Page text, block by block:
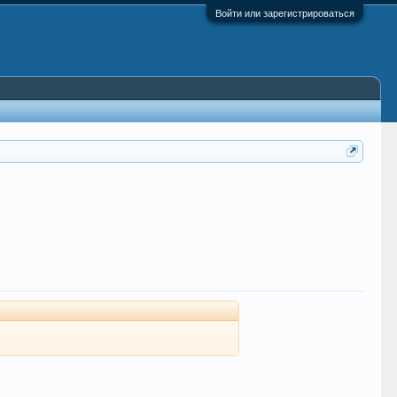
Войти или зарегистрироваться